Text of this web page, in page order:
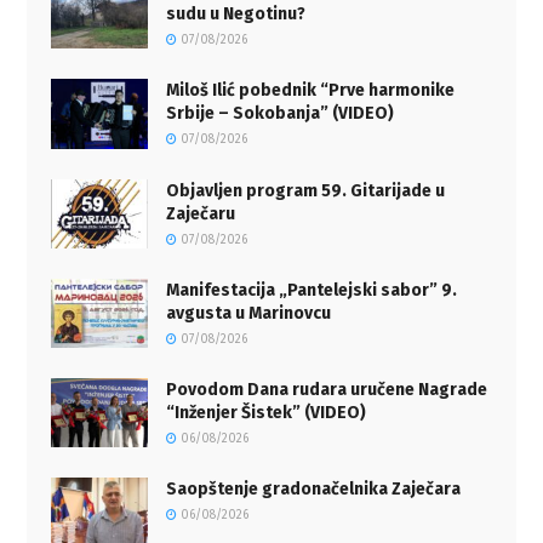
sudu u Negotinu?
07/08/2026
Miloš Ilić pobednik “Prve harmonike
Srbije – Sokobanja” (VIDEO)
07/08/2026
Objavljen program 59. Gitarijade u
Zaječaru
07/08/2026
Manifestacija „Pantelejski sabor” 9.
avgusta u Marinovcu
07/08/2026
Povodom Dana rudara uručene Nagrade
“Inženjer Šistek” (VIDEO)
06/08/2026
Saopštenje gradonačelnika Zaječara
06/08/2026